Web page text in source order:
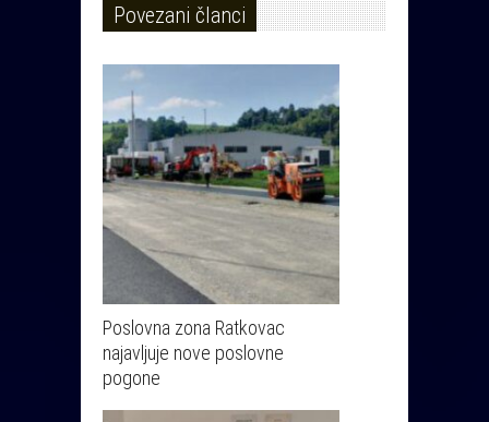
Povezani članci
Poslovna zona Ratkovac
najavljuje nove poslovne
pogone